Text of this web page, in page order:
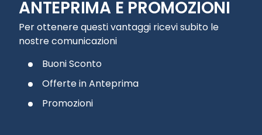
ANTEPRIMA E PROMOZIONI
Per ottenere questi vantaggi ricevi subito le
nostre comunicazioni
Buoni Sconto
Offerte in Anteprima
Promozioni